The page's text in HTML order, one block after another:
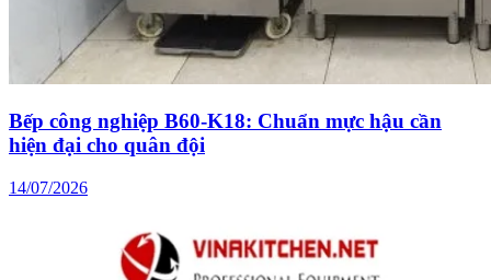
Bếp công nghiệp B60-K18: Chuẩn mực hậu cần
hiện đại cho quân đội
14/07/2026